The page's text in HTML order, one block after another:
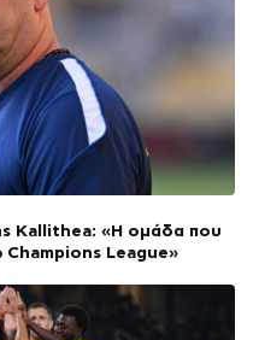
Kallithea: «Η ομάδα που
Champions League»